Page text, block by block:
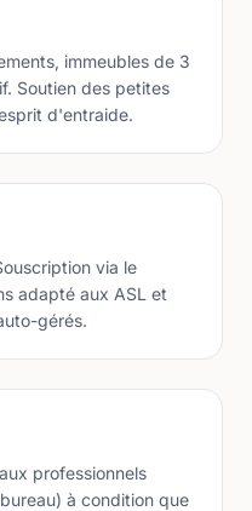
immeubles de 3
Soutien des petites
d'entraide.
via le
adapté aux ASL et
gérés.
professionnels
à condition que